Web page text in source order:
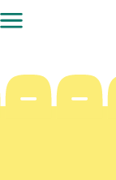
au